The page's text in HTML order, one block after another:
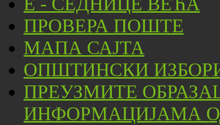
ПРОВЕРА ПОШТЕ
МАПА САЈТА
ОПШТИНСКИ
ПРЕУЗМИТЕ
ИНФОРМАЦИЈАМА